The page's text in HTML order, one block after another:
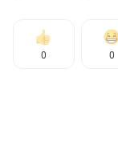
0 0